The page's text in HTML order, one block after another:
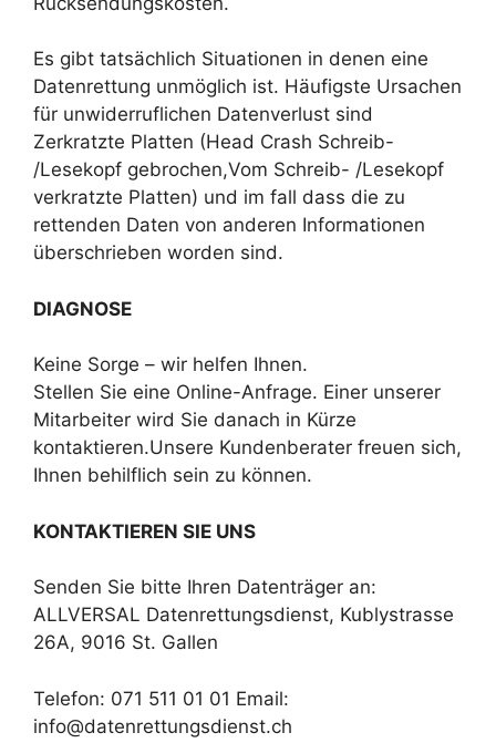
Es gibt tatsächlich Situationen in denen eine
Datenrettung unmöglich ist. Häufigste Ursachen
für unwiderruflichen Datenverlust sind
Zerkratzte Platten (Head Crash Schreib-
/Lesekopf gebrochen,Vom Schreib- /Lesekopf
verkratzte Platten) und im fall dass die zu
rettenden Daten von anderen Informationen
überschrieben worden sind.
DIAGNOSE
Keine Sorge – wir helfen Ihnen.
Stellen Sie eine Online-Anfrage. Einer unserer
Mitarbeiter wird Sie danach in Kürze
kontaktieren.Unsere Kundenberater freuen sich,
Ihnen behilflich sein zu können.
KONTAKTIEREN SIE UNS
Senden Sie bitte Ihren Datenträger an:
ALLVERSAL Datenrettungsdienst, Kublystrasse
26A, 9016 St. Gallen
Telefon: 071 511 01 01 Email:
info@datenrettungsdienst.ch